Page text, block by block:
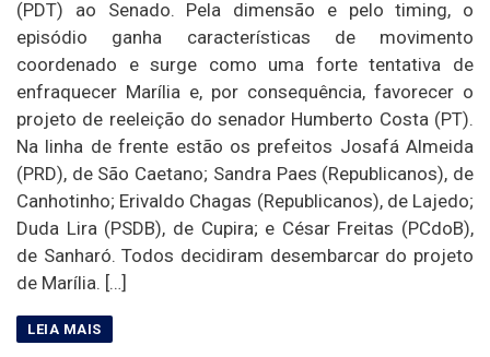
(PDT) ao Senado. Pela dimensão e pelo timing, o
episódio ganha características de movimento
coordenado e surge como uma forte tentativa de
enfraquecer Marília e, por consequência, favorecer o
projeto de reeleição do senador Humberto Costa (PT).
Na linha de frente estão os prefeitos Josafá Almeida
(PRD), de São Caetano; Sandra Paes (Republicanos), de
Canhotinho; Erivaldo Chagas (Republicanos), de Lajedo;
Duda Lira (PSDB), de Cupira; e César Freitas (PCdoB),
de Sanharó. Todos decidiram desembarcar do projeto
de Marília. […]